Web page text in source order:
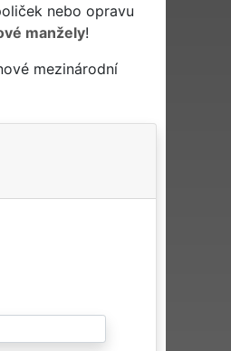
nebo opravu
manžely!
mezinárodní